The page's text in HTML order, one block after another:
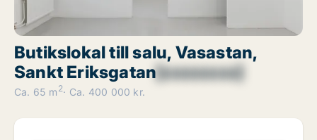
Butikslokal till salu, Vasastan,
Sankt Eriksgatan[xxxxxxxx]
Ca. 65 m 2 Ca. 400 000 kr.